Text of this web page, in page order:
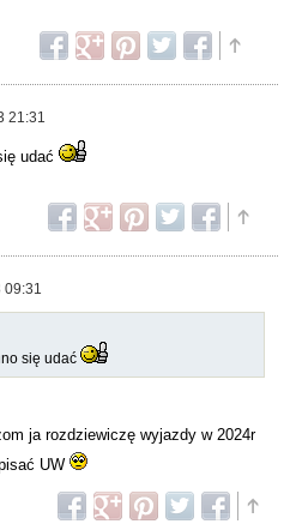
21:31
udać
się udać
ja rozdziewiczę wyjazdy w 2024r
UW